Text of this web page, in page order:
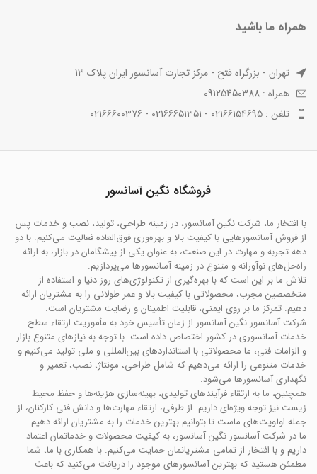
همراه ما باشید
تهران - بزرگراه فتح - مرکز تجارت آسانسور ایران پلاک 13
همراه : 09125450388
تلفن : 02166154695 - 02166651351 - 02166600376
فروشگاه نگین آسانسور
با افتخار ما، شرکت نگین آسانسور، در زمینه طراحی، تولید، نصب و خدمات پس
از فروش آسانسورهایی با کیفیت بالا و بهره‌وری فوق‌العاده فعالیت می‌کنیم. با دو
دهه تجربه و مهارت در این صنعت، به عنوان یکی از پیشگامان در بازار، به ارائه
راه‌حل‌های نوآورانه و متنوع در زمینه آسانسورها می‌پردازیم.
تلاش ما بر این است که با بهره‌گیری از تکنولوژی‌های روز دنیا و استفاده از
متخصصین مجرب، محصولاتی با کیفیت بالا و عمر طولانی را به مشتریان ارائه
دهیم. تمرکز ما بر روی ایمنی، قابلیت اطمینان و رضایت مشتریان است.
شرکت آسانسور نگین آسانسور از زمان تأسیس خود به مأموریت ارتقاء سطح
خدمات آسانسوری در کشور اختصاص داده است. با توجه به نیازهای متنوع بازار
و الزامات فنی، ما محصولاتی با استانداردهای بین‌المللی و ملی تولید می‌کنیم و
خدمات متنوعی را ارائه می‌دهیم که شامل طراحی، مونتاژ، نصب، تعمیر و
نگهداری آسانسورها می‌شود.
همچنین، ما به ارتقاء فرآیندهای تولیدی، بهینه‌سازی هزینه‌ها و حفظ محیط
زیست نیز توجه ویژه‌ای داریم. از طرفی، ارتقاء مهارت‌ها و دانش فنی کارکنان، از
جمله اولویت‌های ماست تا بتوانیم بهترین خدمات را به مشتریان ارائه دهیم.
ما در شرکت آسانسور نگین آسانسور، به کیفیت محصولات و خدماتمان اعتماد
داریم و با افتخار از تمامی مشتریانمان حمایت می‌کنیم. با همکاری با ما، شما
مطمئن هستید که بهترین آسانسورهای موجود را دریافت می‌کنید که باعث